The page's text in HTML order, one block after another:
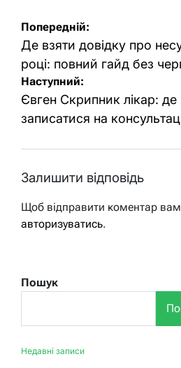
Навігація
записів
Попередній:
Де взяти довідку про
році: повний гайд без
Наступний:
Євген Скрипник лікар:
записатися на
Залишити відповідь
Щоб відправити коментар вам
авторизуватись.
Пошук
Недавні записи